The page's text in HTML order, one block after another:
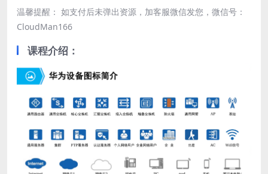
温馨提醒： 如支付后未弹出资源，加客服微信发您，微信号：
CloudMan166
课程介绍：